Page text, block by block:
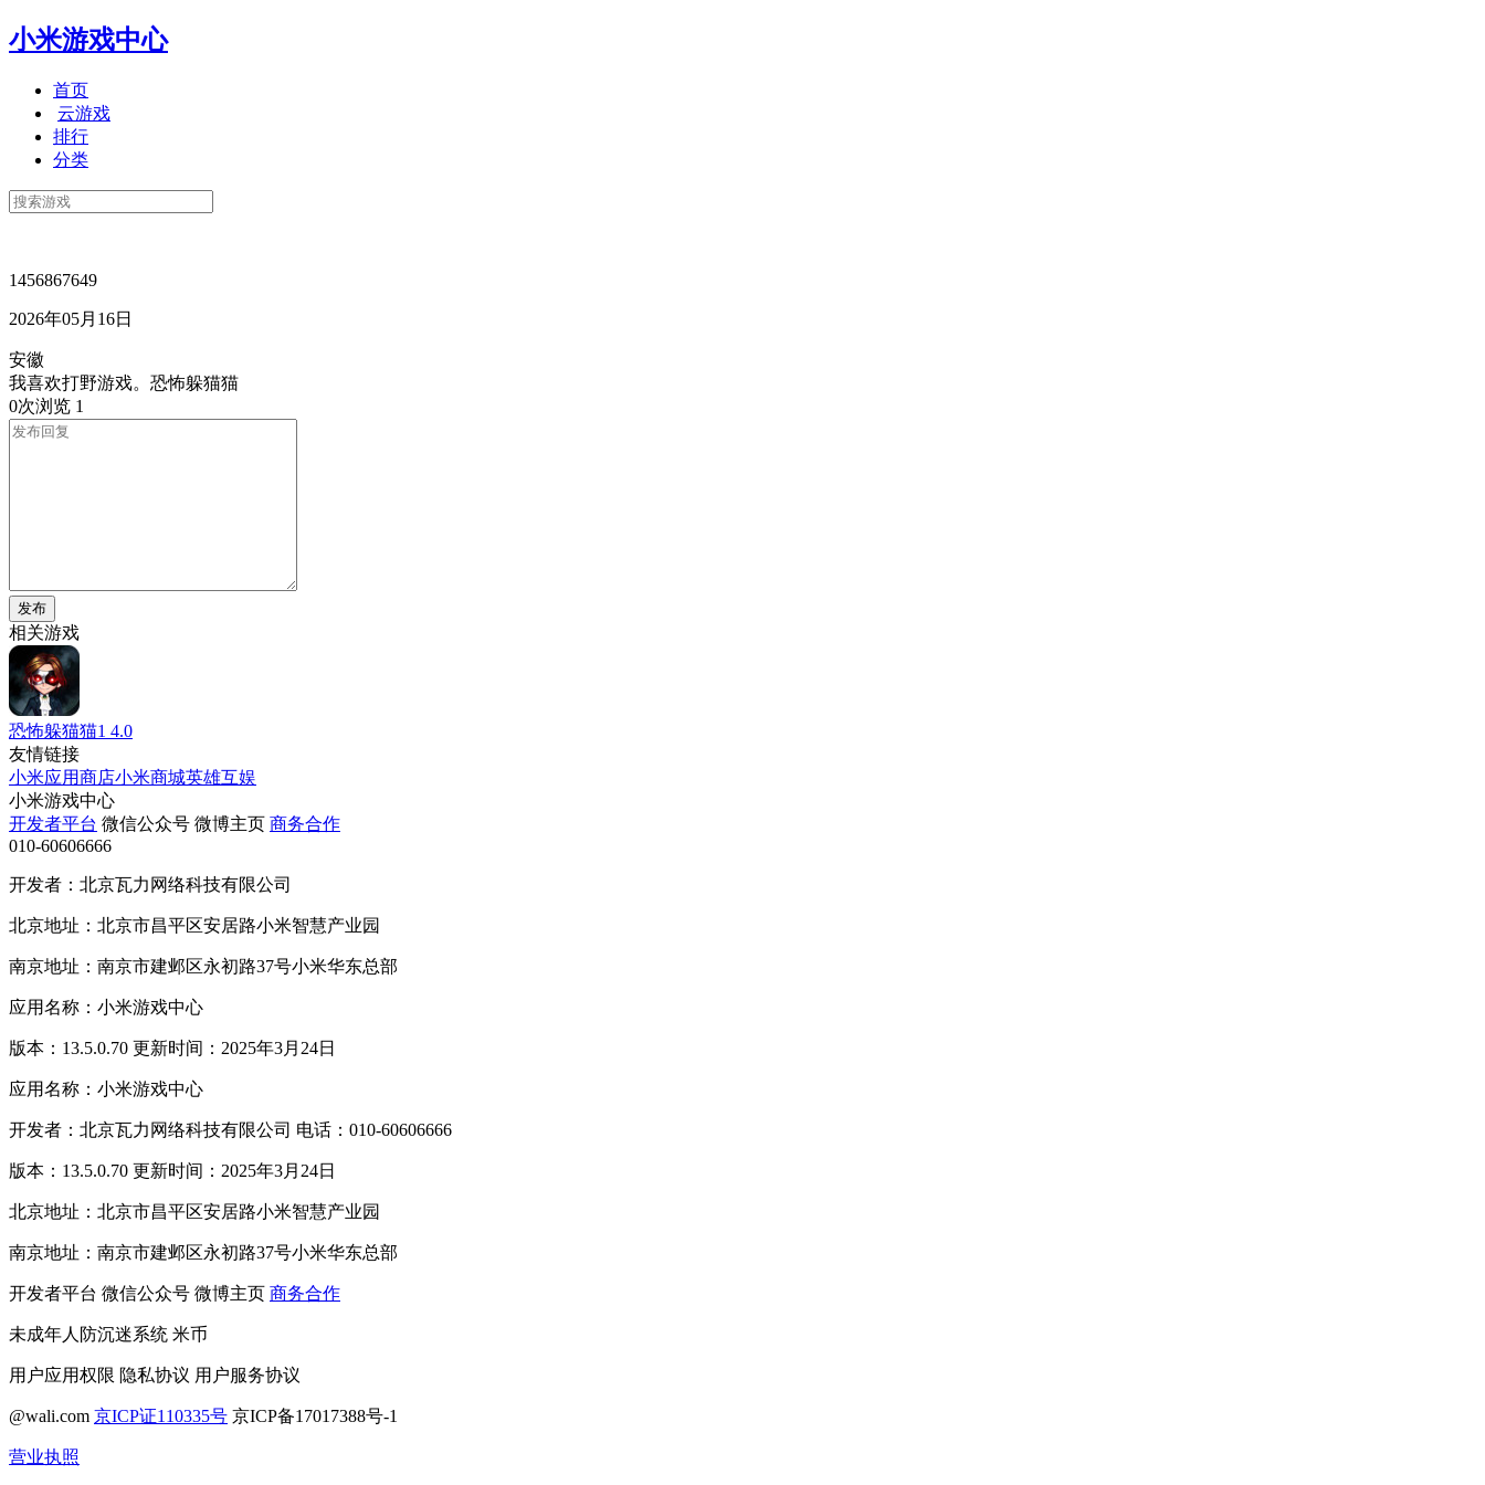
小米游戏中心
首页
云游戏
排行
分类
1456867649
2026年05月16日
安徽
我喜欢打野游戏。恐怖躲猫猫
0次浏览 1
发布
相关游戏
恐怖躲猫猫1 4.0
友情链接
小米应用商店小米商城英雄互娱
小米游戏中心
开发者平台 微信公众号 微博主页 商务合作
010-60606666
开发者：北京瓦力网络科技有限公司
北京地址：北京市昌平区安居路小米智慧产业园
南京地址：南京市建邺区永初路37号小米华东总部
应用名称：小米游戏中心
版本：13.5.0.70 更新时间：2025年3月24日
应用名称：小米游戏中心
开发者：北京瓦力网络科技有限公司 电话：010-60606666
版本：13.5.0.70 更新时间：2025年3月24日
北京地址：北京市昌平区安居路小米智慧产业园
南京地址：南京市建邺区永初路37号小米华东总部
开发者平台 微信公众号 微博主页 商务合作
未成年人防沉迷系统 米币
用户应用权限 隐私协议 用户服务协议
@wali.com 京ICP证110335号 京ICP备17017388号-1
营业执照